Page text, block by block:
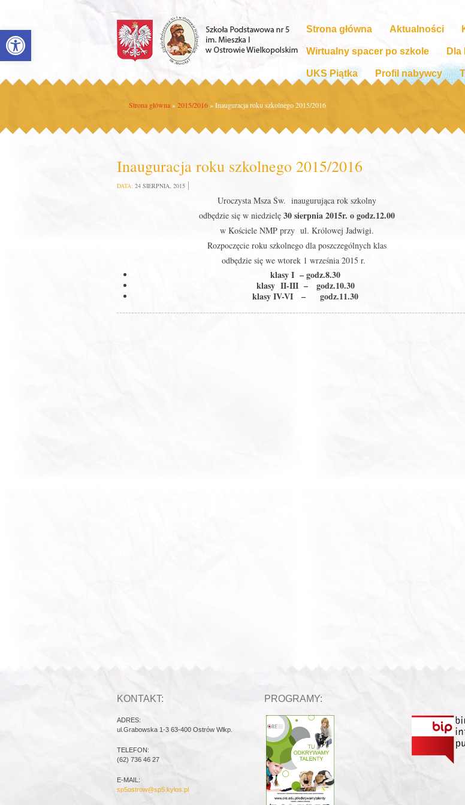
Open toolbar Strona główna Aktualności
Wirtualny spacer po szkole
UKS Piątka Profil nabywcy
Strona główna»2015/2016»Inauguracja roku szkolnego 2015/2016
Inauguracja roku szkolnego 2015/2016
DATA: 24 SIERPNIA, 2015
Uroczysta Msza Św. inaugurująca rok szkolny
odbędzie się w niedzielę 30 sierpnia 2015r. o godz.12.00
w Kościele NMP przy ul. Królowej Jadwigi.
Rozpoczęcie roku szkolnego dla poszczególnych klas
odbędzie się we wtorek 1 września 2015 r.
klasy I – godz.8.30
klasy II-III – godz.10.30
klasy IV-VI – godz.11.30
KONTAKT:
ADRES:
ul.Grabowska 1-3 63-400 Ostrów Wlkp.
TELEFON:
(62) 736 46 27
E-MAIL:
sp5ostrow@sp5.kylos.pl
PROGRAMY: